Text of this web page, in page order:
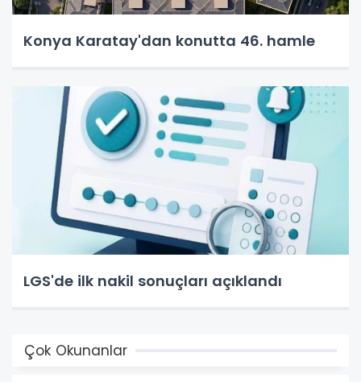
Konya Karatay'dan konutta 46. hamle
LGS'de ilk nakil sonuçları açıklandı
Çok Okunanlar